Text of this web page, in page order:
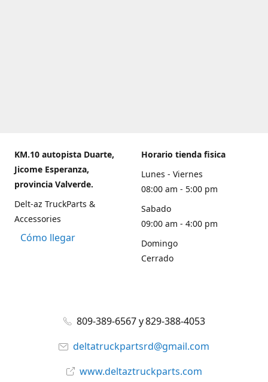
KM.10 autopista Duarte,
Jicome Esperanza,
provincia Valverde.
Delt-az TruckParts &
Accessories
Cómo llegar
Horario tienda fisica
Lunes - Viernes
08:00 am - 5:00 pm
Sabado
09:00 am - 4:00 pm
Domingo
Cerrado
809-389-6567 y 829-388-4053
deltatruckpartsrd@gmail.com
www.deltaztruckparts.com